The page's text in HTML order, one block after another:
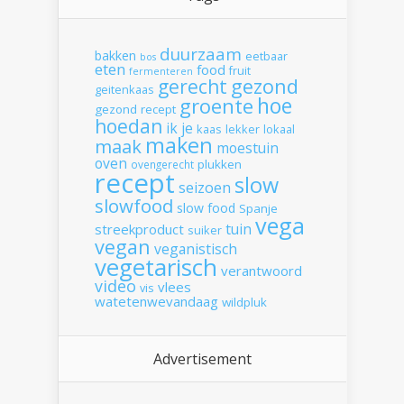
bakken bos duurzaam eetbaar
eten fermenteren food fruit
geitenkaas gerecht gezond
gezond recept groente hoe
hoedan ik je kaas lekker lokaal
maak maken moestuin
oven ovengerecht plukken
recept seizoen slow
slowfood slow food Spanje
streekproduct suiker tuin vega
vegan veganistisch
vegetarisch verantwoord
video vis vlees
watetenwevandaag wildpluk
Advertisement